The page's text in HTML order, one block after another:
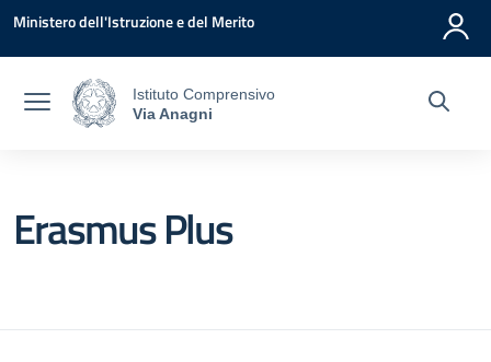
Vai ai contenuti
Vai al menu di navigazione
Vai al footer
Ministero dell'Istruzione e del Merito
Istituto Comprensivo
Via Anagni
Erasmus Plus